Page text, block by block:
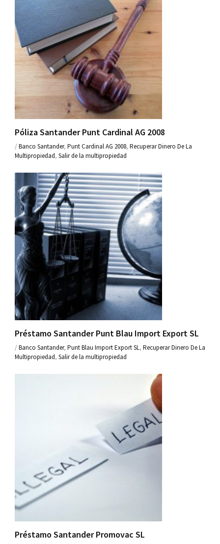
Póliza Santander Punt Cardinal AG 2008
/Banco Santander, Punt Cardinal AG 2008, Recuperar Dinero De La
Multipropiedad, Salir de la multipropiedad
Préstamo Santander Punt Blau Import Export SL
/Banco Santander, Punt Blau Import Export SL, Recuperar Dinero De La
Multipropiedad, Salir de la multipropiedad
Préstamo Santander Promovac SL